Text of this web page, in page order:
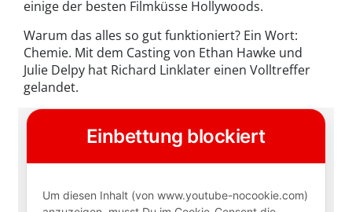
einige der besten Filmküsse Hollywoods.
Warum das alles so gut funktioniert? Ein Wort:
Chemie. Mit dem Casting von Ethan Hawke und
Julie Delpy hat Richard Linklater einen Volltreffer
gelandet.